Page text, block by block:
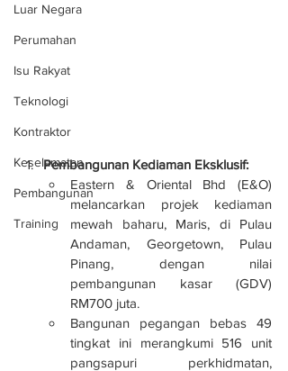
Luar Negara
Perumahan
Isu Rakyat
Teknologi
Kontraktor
Keselamatan
Pembangunan
Training
Pembangunan Kediaman Eksklusif:
Eastern & Oriental Bhd (E&O)
melancarkan projek kediaman
mewah baharu, Maris, di Pulau
Andaman, Georgetown, Pulau
Pinang, dengan nilai
pembangunan kasar (GDV)
RM700 juta.
Bangunan pegangan bebas 49
tingkat ini merangkumi 516 unit
pangsapuri perkhidmatan,